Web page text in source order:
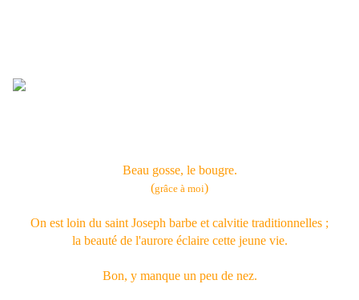
Beau gosse, le bougre.
(grâce à moi)
On est loin du saint Joseph barbe et calvitie traditionnelles ;
la beauté de l'aurore éclaire cette jeune vie.
Bon, y manque un peu de nez.